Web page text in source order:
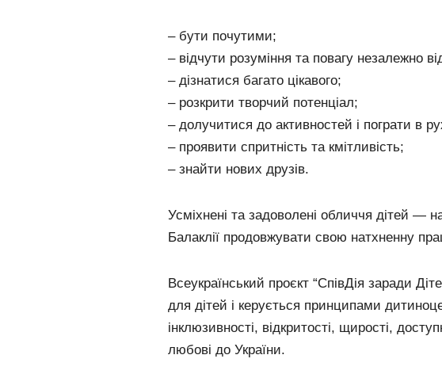
– бути почутими;
– відчути розуміння та повагу незалежно
– дізнатися багато цікавого;
– розкрити творчий потенціал;
– долучитися до активностей і пограти в
– проявити спритність та кмітливість;
– знайти нових друзів.
Усміхнені та задоволені обличчя дітей —
Балаклії продовжувати свою натхненну
Всеукраїнський проєкт “СпівДія заради
для дітей і керується принципами
інклюзивності, відкритості, щирості,
любові до України.